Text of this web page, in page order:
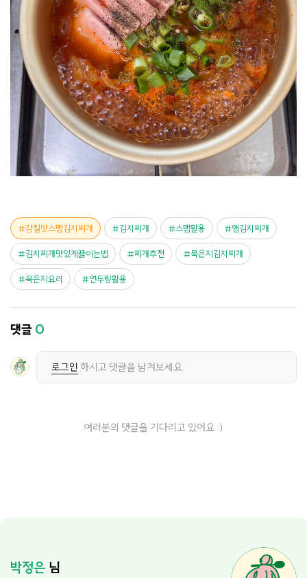
감칠맛스팸김치찌개 김치찌개 스팸활용 햄김치찌개
김치찌개맛있게끓이는법 찌개추천 묵은지김치찌개
묵은지요리 연두링활용
댓글 0
로그인 하시고 댓글을 남겨보세요.
여러분의 댓글을 기다리고 있어요 :)
박정은 님